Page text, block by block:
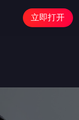
立即打开